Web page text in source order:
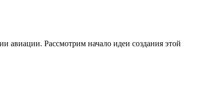
авиации. Рассмотрим начало идеи создания этой